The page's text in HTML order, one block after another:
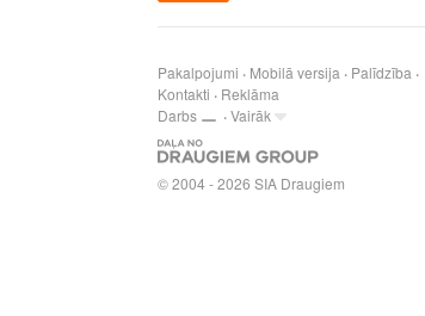
Pakalpojumi Mobilā versija
Palīdzība
Kontakti
Reklāma
Darbs
Vairāk
© 2004 - 2026 SIA Draugiem